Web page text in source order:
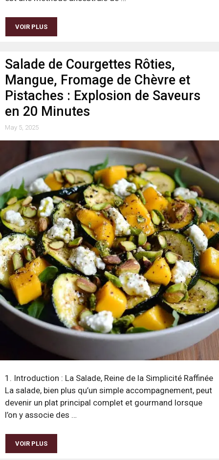
VOIR PLUS
Salade de Courgettes Rôties,
Mangue, Fromage de Chèvre et
Pistaches : Explosion de Saveurs
en 20 Minutes
May 5, 2025
1. Introduction : La Salade, Reine de la Simplicité Raffinée
La salade, bien plus qu’un simple accompagnement, peut
devenir un plat principal complet et gourmand lorsque
l’on y associe des …
VOIR PLUS